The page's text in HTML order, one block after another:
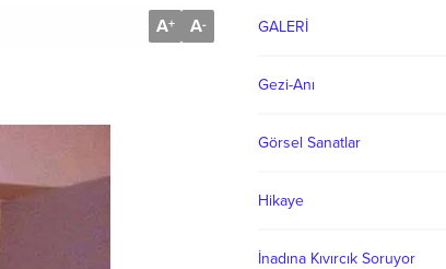
A+ A- GALERİ
Gezi-Anı
Görsel Sanatlar
Hikaye
İnadına Kıvırcık Soruyor